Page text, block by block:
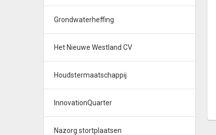
Grondwaterheffing
Het Nieuwe Westland CV
Houdstermaatschappij
InnovationQuarter
Nazorg stortplaatsen